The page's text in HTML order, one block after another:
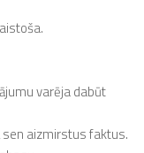
varēja dabūt
aizmirstus faktus.